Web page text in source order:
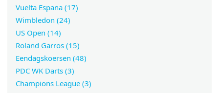
Vuelta Espana (17)
Wimbledon (24)
US Open (14)
Roland Garros (15)
Eendagskoersen (48)
PDC WK Darts (3)
Champions League (3)